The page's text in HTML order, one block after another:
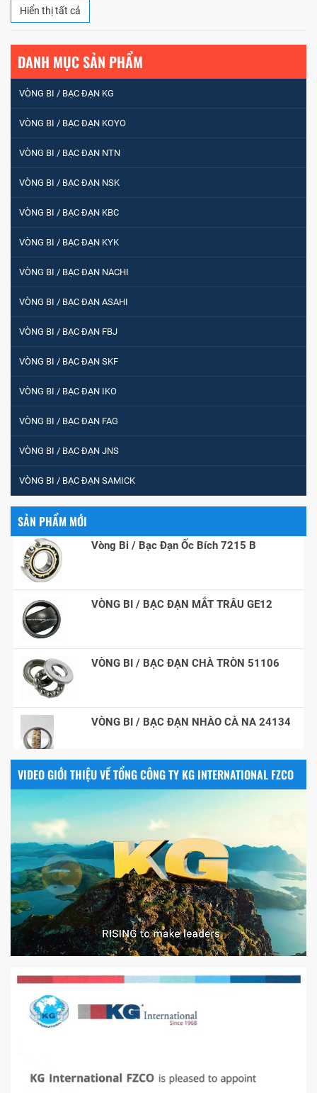
Hiển thị tất cả
DANH MỤC SẢN PHẨM
VÒNG BI / BẠC ĐẠN KG
VÒNG BI / BẠC ĐẠN KOYO
VÒNG BI / BẠC ĐẠN NTN
VÒNG BI / BẠC ĐẠN NSK
VÒNG BI / BẠC ĐẠN KBC
VÒNG BI / BẠC ĐẠN KYK
VÒNG BI / BẠC ĐẠN NACHI
VÒNG BI / BẠC ĐẠN ASAHI
VÒNG BI / BẠC ĐẠN FBJ
VÒNG BI / BẠC ĐẠN SKF
VÒNG BI / BẠC ĐẠN IKO
VÒNG BI / BẠC ĐẠN FAG
VÒNG BI / BẠC ĐẠN JNS
VÒNG BI / BẠC ĐẠN SAMICK
SẢN PHẨM MỚI
VÒNG BI / BẠC ĐẠN NHÀO CÀ NA 24134
Vòng bi / Bạc đạn tròn : 698
VÒNG BI PHS20
5200
VÒNG BI / BẠC ĐẠN CHÀ TRÒN 51105
VÒNG BI / BẠC ĐẠN CỐT BƠM NƯỚC
12x12x26
MĂNG XÔNG H2306
Vòng Bi / Bạc Đạn Ốc Bích 7215 B
VÒNG BI / BẠC ĐẠN MẮT TRÂU GE12
VÒNG BI / BẠC ĐẠN CHÀ TRÒN 51106
VÒNG BI / BẠC ĐẠN NHÀO CÀ NA 24134
Vòng bi / Bạc đạn tròn : 698
VÒNG BI PHS20
5200
VIDEO GIỚI THIỆU VỀ TỔNG CÔNG TY KG INTERNATIONAL FZCO